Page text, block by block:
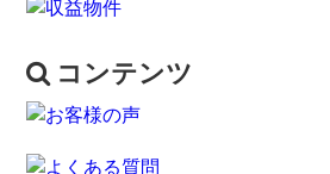
コンテンツ